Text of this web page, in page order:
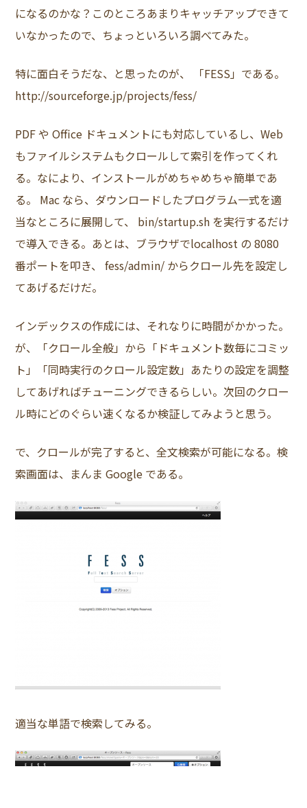
になるのかな？このところあまりキャッチアップできて
いなかったので、ちょっといろいろ調べてみた。
特に面白そうだな、と思ったのが、 「FESS」である。
http://sourceforge.jp/projects/fess/
PDF や Office ドキュメントにも対応しているし、Web
もファイルシステムもクロールして索引を作ってくれ
る。なにより、インストールがめちゃめちゃ簡単であ
る。 Mac なら、ダウンロードしたプログラム一式を適
当なところに展開して、 bin/startup.sh を実行するだけ
で導入できる。あとは、ブラウザでlocalhost の 8080
番ポートを叩き、 fess/admin/ からクロール先を設定し
てあげるだけだ。
インデックスの作成には、それなりに時間がかかった。
が、「クロール全般」から「ドキュメント数毎にコミッ
ト」「同時実行のクロール設定数」あたりの設定を調整
してあげればチューニングできるらしい。次回のクロー
ル時にどのぐらい速くなるか検証してみようと思う。
で、クロールが完了すると、全文検索が可能になる。検
索画面は、まんま Google である。
適当な単語で検索してみる。